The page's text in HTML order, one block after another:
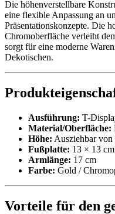
Die höhenverstellbare
eine flexible Anpassung an
Präsentationskonzepte. Die
Chromoberfläche verleiht
sorgt für eine moderne
Dekotischen.
Ausführung: T-
Material/Oberfläche:
Höhe: Ausziehbar
Fußplatte: 13 × 13 cm
Armlänge: 17 cm
Farbe: Gold /
Vorteile für den